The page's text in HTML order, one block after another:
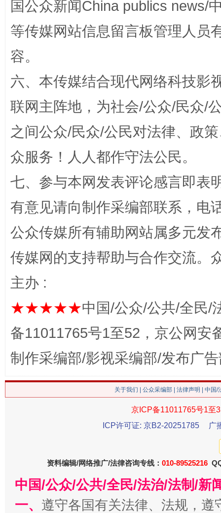
网上购药对药下症？
在谋一域中谋全局
今
国公众新闻China publics news/
等传媒网站信息留言板管理人员
容。
六、本传媒结合现代网络科技影
联网主阵地，为社会/公众/民众/
之间公众/民众/公民对法律、政
众服务！人人都作守法公民。
七、参与本网发表评论感言即表
有意见请向制作采编部联系，电
公众传媒所有辅助网站属多元发
传媒网的支持帮助与合作交流。
主办 :
★★★★★中国/公众/公共/全民/
备11011765号1至52，京公网安
制作采编部/影视采编部/发布广
关于我们 公众采编部 法律声明 | 中国
京ICP备11011765号1至
ICP许可证: 京B2-20251785
广
资料编辑/网络推广/法律咨询专线： 010-89525216
中国/公众/公共/全民/法治/法制/新
一、 遵守各国有关法律、法规，